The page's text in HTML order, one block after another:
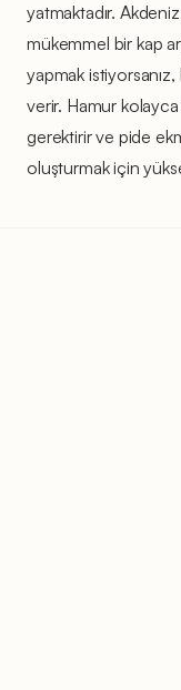
yatmaktadır.
mükemmel bir kap
yapmak
verir. Hamur
gerektirir ve pide
oluşturmak için